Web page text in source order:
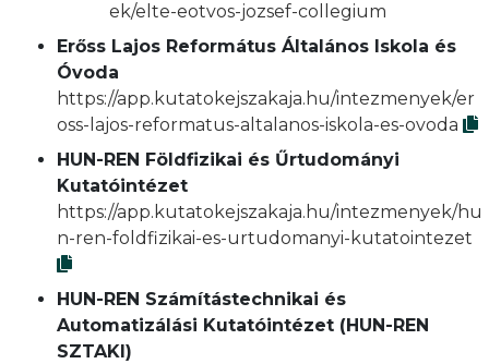
ek/elte-eotvos-jozsef-collegium
Erőss Lajos Református Általános Iskola és
Óvoda
https://app.kutatokejszakaja.hu/intezmenyek/er
oss-lajos-reformatus-altalanos-iskola-es-ovoda
HUN-REN Földfizikai és Űrtudományi
Kutatóintézet
https://app.kutatokejszakaja.hu/intezmenyek/hu
n-ren-foldfizikai-es-urtudomanyi-kutatointezet
HUN-REN Számítástechnikai és
Automatizálási Kutatóintézet (HUN-REN
SZTAKI)